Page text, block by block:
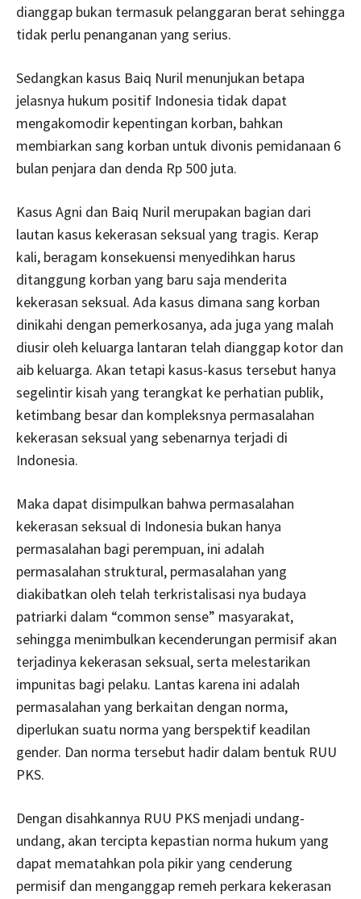
dianggap bukan termasuk pelanggaran berat sehingga
tidak perlu penanganan yang serius.
Sedangkan kasus Baiq Nuril menunjukan betapa
jelasnya hukum positif Indonesia tidak dapat
mengakomodir kepentingan korban, bahkan
membiarkan sang korban untuk divonis pemidanaan 6
bulan penjara dan denda Rp 500 juta.
Kasus Agni dan Baiq Nuril merupakan bagian dari
lautan kasus kekerasan seksual yang tragis. Kerap
kali, beragam konsekuensi menyedihkan harus
ditanggung korban yang baru saja menderita
kekerasan seksual. Ada kasus dimana sang korban
dinikahi dengan pemerkosanya, ada juga yang malah
diusir oleh keluarga lantaran telah dianggap kotor dan
aib keluarga. Akan tetapi kasus-kasus tersebut hanya
segelintir kisah yang terangkat ke perhatian publik,
ketimbang besar dan kompleksnya permasalahan
kekerasan seksual yang sebenarnya terjadi di
Indonesia.
Maka dapat disimpulkan bahwa permasalahan
kekerasan seksual di Indonesia bukan hanya
permasalahan bagi perempuan, ini adalah
permasalahan struktural, permasalahan yang
diakibatkan oleh telah terkristalisasi nya budaya
patriarki dalam “common sense” masyarakat,
sehingga menimbulkan kecenderungan permisif akan
terjadinya kekerasan seksual, serta melestarikan
impunitas bagi pelaku. Lantas karena ini adalah
permasalahan yang berkaitan dengan norma,
diperlukan suatu norma yang berspektif keadilan
gender. Dan norma tersebut hadir dalam bentuk RUU
PKS.
Dengan disahkannya RUU PKS menjadi undang-
undang, akan tercipta kepastian norma hukum yang
dapat mematahkan pola pikir yang cenderung
permisif dan menganggap remeh perkara kekerasan